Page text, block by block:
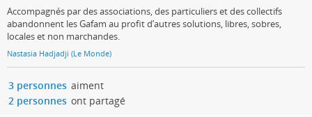
Accompagnés par des associations, des particuliers et des collectifs
abandonnent les Gafam au profit d’autres solutions, libres, sobres,
locales et non marchandes.
Nastasia Hadjadji (Le Monde)
3 personnes aiment
2 personnes ont partagé